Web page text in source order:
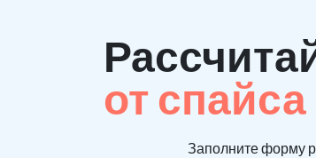
от спайса
Заполните форму